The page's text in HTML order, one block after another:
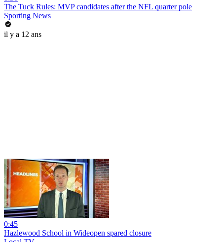
The Tuck Rules: MVP candidates after the NFL quarter pole
Sporting News
il y a 12 ans
0:45
Hazlewood School in Wideopen spared closure